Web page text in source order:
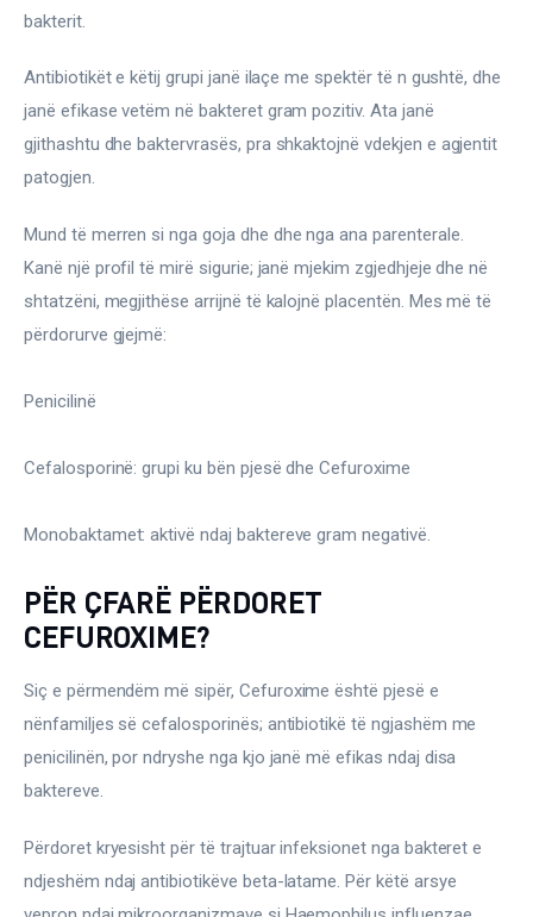
COVID-19
Semundjet e zemres
Të njohim ilaçet/suplementet
bakterit.
Antibiotikët e këtij grupi janë ilaçe me spektër të n gushtë, dhe
janë efikase vetëm në bakteret gram pozitiv. Ata janë
gjithashtu dhe baktervrasës, pra shkaktojnë vdekjen e agjentit
patogjen.
Mund të merren si nga goja dhe dhe nga ana parenterale.
Kanë një profil të mirë sigurie; janë mjekim zgjedhjeje dhe në
shtatzëni, megjithëse arrijnë të kalojnë placentën. Mes më të
përdorurve gjejmë:
Penicilinë
Cefalosporinë: grupi ku bën pjesë dhe Cefuroxime
Monobaktamet: aktivë ndaj baktereve gram negativë.
PËR ÇFARË PËRDORET
CEFUROXIME?
Siç e përmendëm më sipër, Cefuroxime është pjesë e
nënfamiljes së cefalosporinës; antibiotikë të ngjashëm me
penicilinën, por ndryshe nga kjo janë më efikas ndaj disa
baktereve.
Përdoret kryesisht për të trajtuar infeksionet nga bakteret e
ndjeshëm ndaj antibiotikëve beta-latame. Për këtë arsye